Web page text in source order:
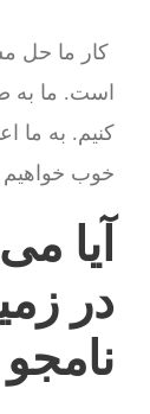
کار ما حل
کنیم. به ما
خوب خواهیم
آیا
در